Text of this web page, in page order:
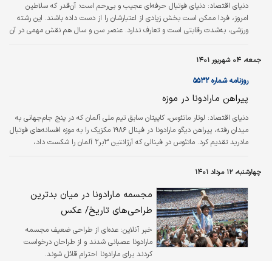
دنياي اقتصاد: دنیای فوتبال حرفه‌ای عجیب و بی‌رحم است؛ آن‌قدر که سلاطین
امروز، فردا ممکن است بخش زیادی از اعتبارشان را از دست داده باشند. این رشته
ورزشی، به‌شدت رقابتی است و تعارف ندارد. عنصر سن و سال هم نقش مهمی در آن
معمولی‌ترین بازیکنان دنیا از کنار تو رد می‌شوند. همه این مقدمات را چیدیم تا
بگوییم بعد از تازه‌ترین به روزرسانی قیمت بازیکنان در ترانسفرمارکت، بهای انتظاری
کریس رونالدو و مهدی طارمی برابر شده است! حالا مهم‌ترین مرجع…
جمعه، ۰۴ شهریور ۱۴۰۱
روزنامه شماره ۵۵۳۲
پیراهن مارادونا در موزه
دنياي اقتصاد: لوتار ماتئوس، کاپیتان سابق تیم ملی آلمان که در پنج جام‌جهانی به
میدان رفته، پیراهن دیگو مارادونا در فینال ۱۹۸۶ مکزیک را به موزه افسانه‏‌های فوتبال
مادرید تقدیم کرد. ماتئوس در فینالی که آرژانتین ۳بر۲ آلمان را شکست داد،
بود که با مارادونا پیراهن‏‌مان را عوض کردیم. نتیجه فینال برای ما تلخ بود، ولی
پیراهن دیگو بهترین یادگاری آن جام جهانی برای من بود. من با او دوست بودم و
هرچند زیاد باهم صحبت نمی‏‌کردیم، ولی هربار از…
چهارشنبه، ۱۲ مرداد ۱۴۰۱
مجسمه مارادونا در میان بدترین
طراحی‌های تاریخ/ عکس
خبر آنلاین: عده‌ای از طراحی ضعیف مجسمه
مارادونا عصبانی شدند و از طراحان درخواست
کردند برای مارادونا احترام قائل شوند.